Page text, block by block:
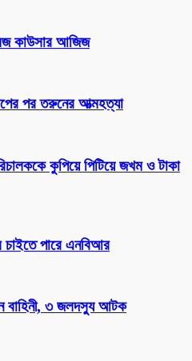
কাউসার আজিজ
পর তরুনের আত্মহত্যা
কুপিয়ে পিটিয়ে জখম ও টাকা
পারে এনবিআর
বাহিনী, ৩ জলদস্যু আটক